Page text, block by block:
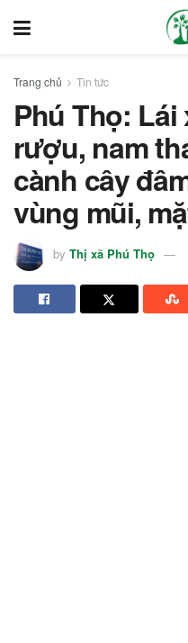
Trang chủ Tin tức
Phú Thọ: Lái
rượu, nam
cành cây
vùng mũi,
by Thị xã Phú Thọ